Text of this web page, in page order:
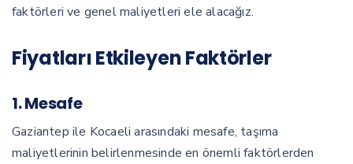
faktörleri ve genel maliyetleri ele alacağız.
Fiyatları Etkileyen Faktörler
1. Mesafe
Gaziantep ile Kocaeli arasındaki mesafe, taşıma
maliyetlerinin belirlenmesinde en önemli faktörlerden